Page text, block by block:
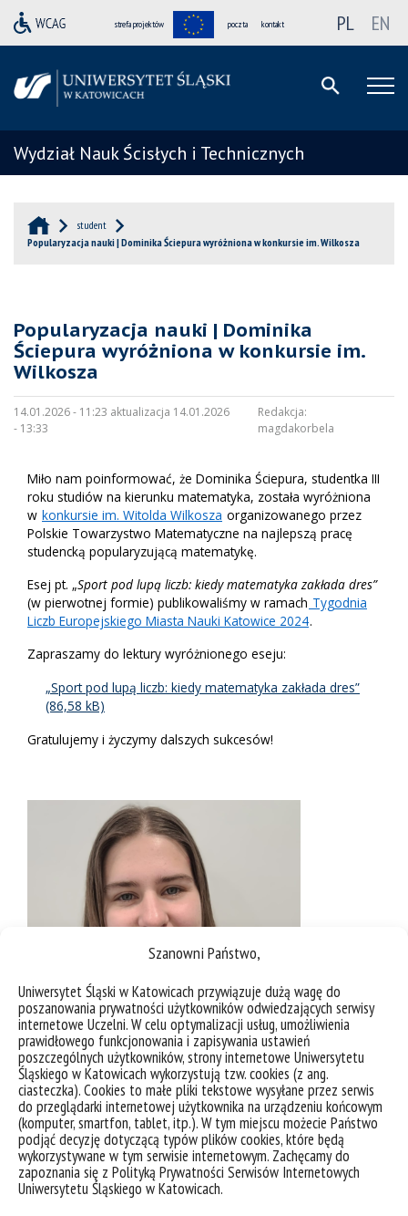
Szanowni Państwo,
Uniwersytet Śląski w Katowicach przywiązuje dużą wagę do
poszanowania prywatności użytkowników odwiedzających serwisy
internetowe Uczelni. W celu optymalizacji usług, umożliwienia
prawidłowego funkcjonowania i zapisywania ustawień
poszczególnych użytkowników, strony internetowe Uniwersytetu
Śląskiego w Katowicach wykorzystują tzw. cookies (z ang.
ciasteczka). Cookies to małe pliki tekstowe wysyłane przez serwis
do przeglądarki internetowej użytkownika na urządzeniu końcowym
(komputer, smartfon, tablet, itp.). W tym miejscu możecie Państwo
podjąć decyzję dotyczącą typów plików cookies, które będą
wykorzystywane w tym serwisie internetowym. Zachęcamy do
zapoznania się z Polityką Prywatności Serwisów Internetowych
Uniwersytetu Śląskiego w Katowicach.
strefa projektów poczta kontakt PL EN
Wydział Nauk Ścisłych i Technicznych
student
Popularyzacja nauki | Dominika Ściepura wyróżniona w konkursie im. Wilkosza
Popularyzacja nauki | Dominika
Ściepura wyróżniona w konkursie im.
Wilkosza
14.01.2026 - 11:23 aktualizacja 14.01.2026
- 13:33
Redakcja:
magdakorbela
Miło nam poinformować, że Dominika Ściepura, studentka III
roku studiów na kierunku matematyka, została wyróżniona
w konkursie im. Witolda Wilkosza organizowanego przez
Polskie Towarzystwo Matematyczne na najlepszą pracę
studencką popularyzującą matematykę.
Esej pt. „Sport pod lupą liczb: kiedy matematyka zakłada dres”
(w pierwotnej formie) publikowaliśmy w ramach Tygodnia
Liczb Europejskiego Miasta Nauki Katowice 2024.
Zapraszamy do lektury wyróżnionego eseju:
„Sport pod lupą liczb: kiedy matematyka zakłada dres”
Gratulujemy i życzymy dalszych sukcesów!
fot. Dominika Ściepura | archiwum prywatne